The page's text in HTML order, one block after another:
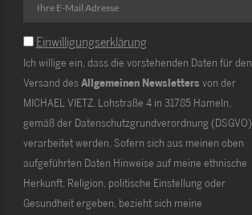
Einwilligungserklärung
Ich willige ein, dass die vorstehenden Daten für den
Versand desAllgemeinen Newsletters von der
MICHAEL VIETZ, Lohstraße 4 in 31785 Hameln,
gemäß der Datenschutzgrundverordnung (DSGVO)
verarbeitet werden. Sofern sich aus meinen oben
aufgeführten Daten Hinweise auf meine ethnische
Herkunft, Religion, politische Einstellung oder
Gesundheit ergeben, bezieht sich meine